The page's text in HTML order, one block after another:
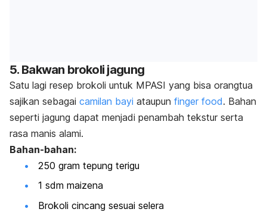
5. Bakwan brokoli jagung
Satu lagi resep brokoli untuk MPASI yang bisa orangtua
sajikan sebagai camilan bayi ataupun finger food. Bahan
seperti jagung dapat menjadi penambah tekstur serta
rasa manis alami.
Bahan-bahan:
250 gram tepung terigu
1 sdm maizena
Brokoli cincang sesuai selera